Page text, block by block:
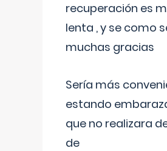
recuperación es
lenta , y se como
muchas gracias
Sería más
estando
que no realizara
de